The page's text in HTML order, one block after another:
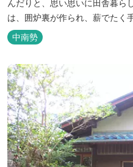
んだりと、思い思いに田舎暮ら
は、囲炉裏が作られ、薪でたく
中南勢